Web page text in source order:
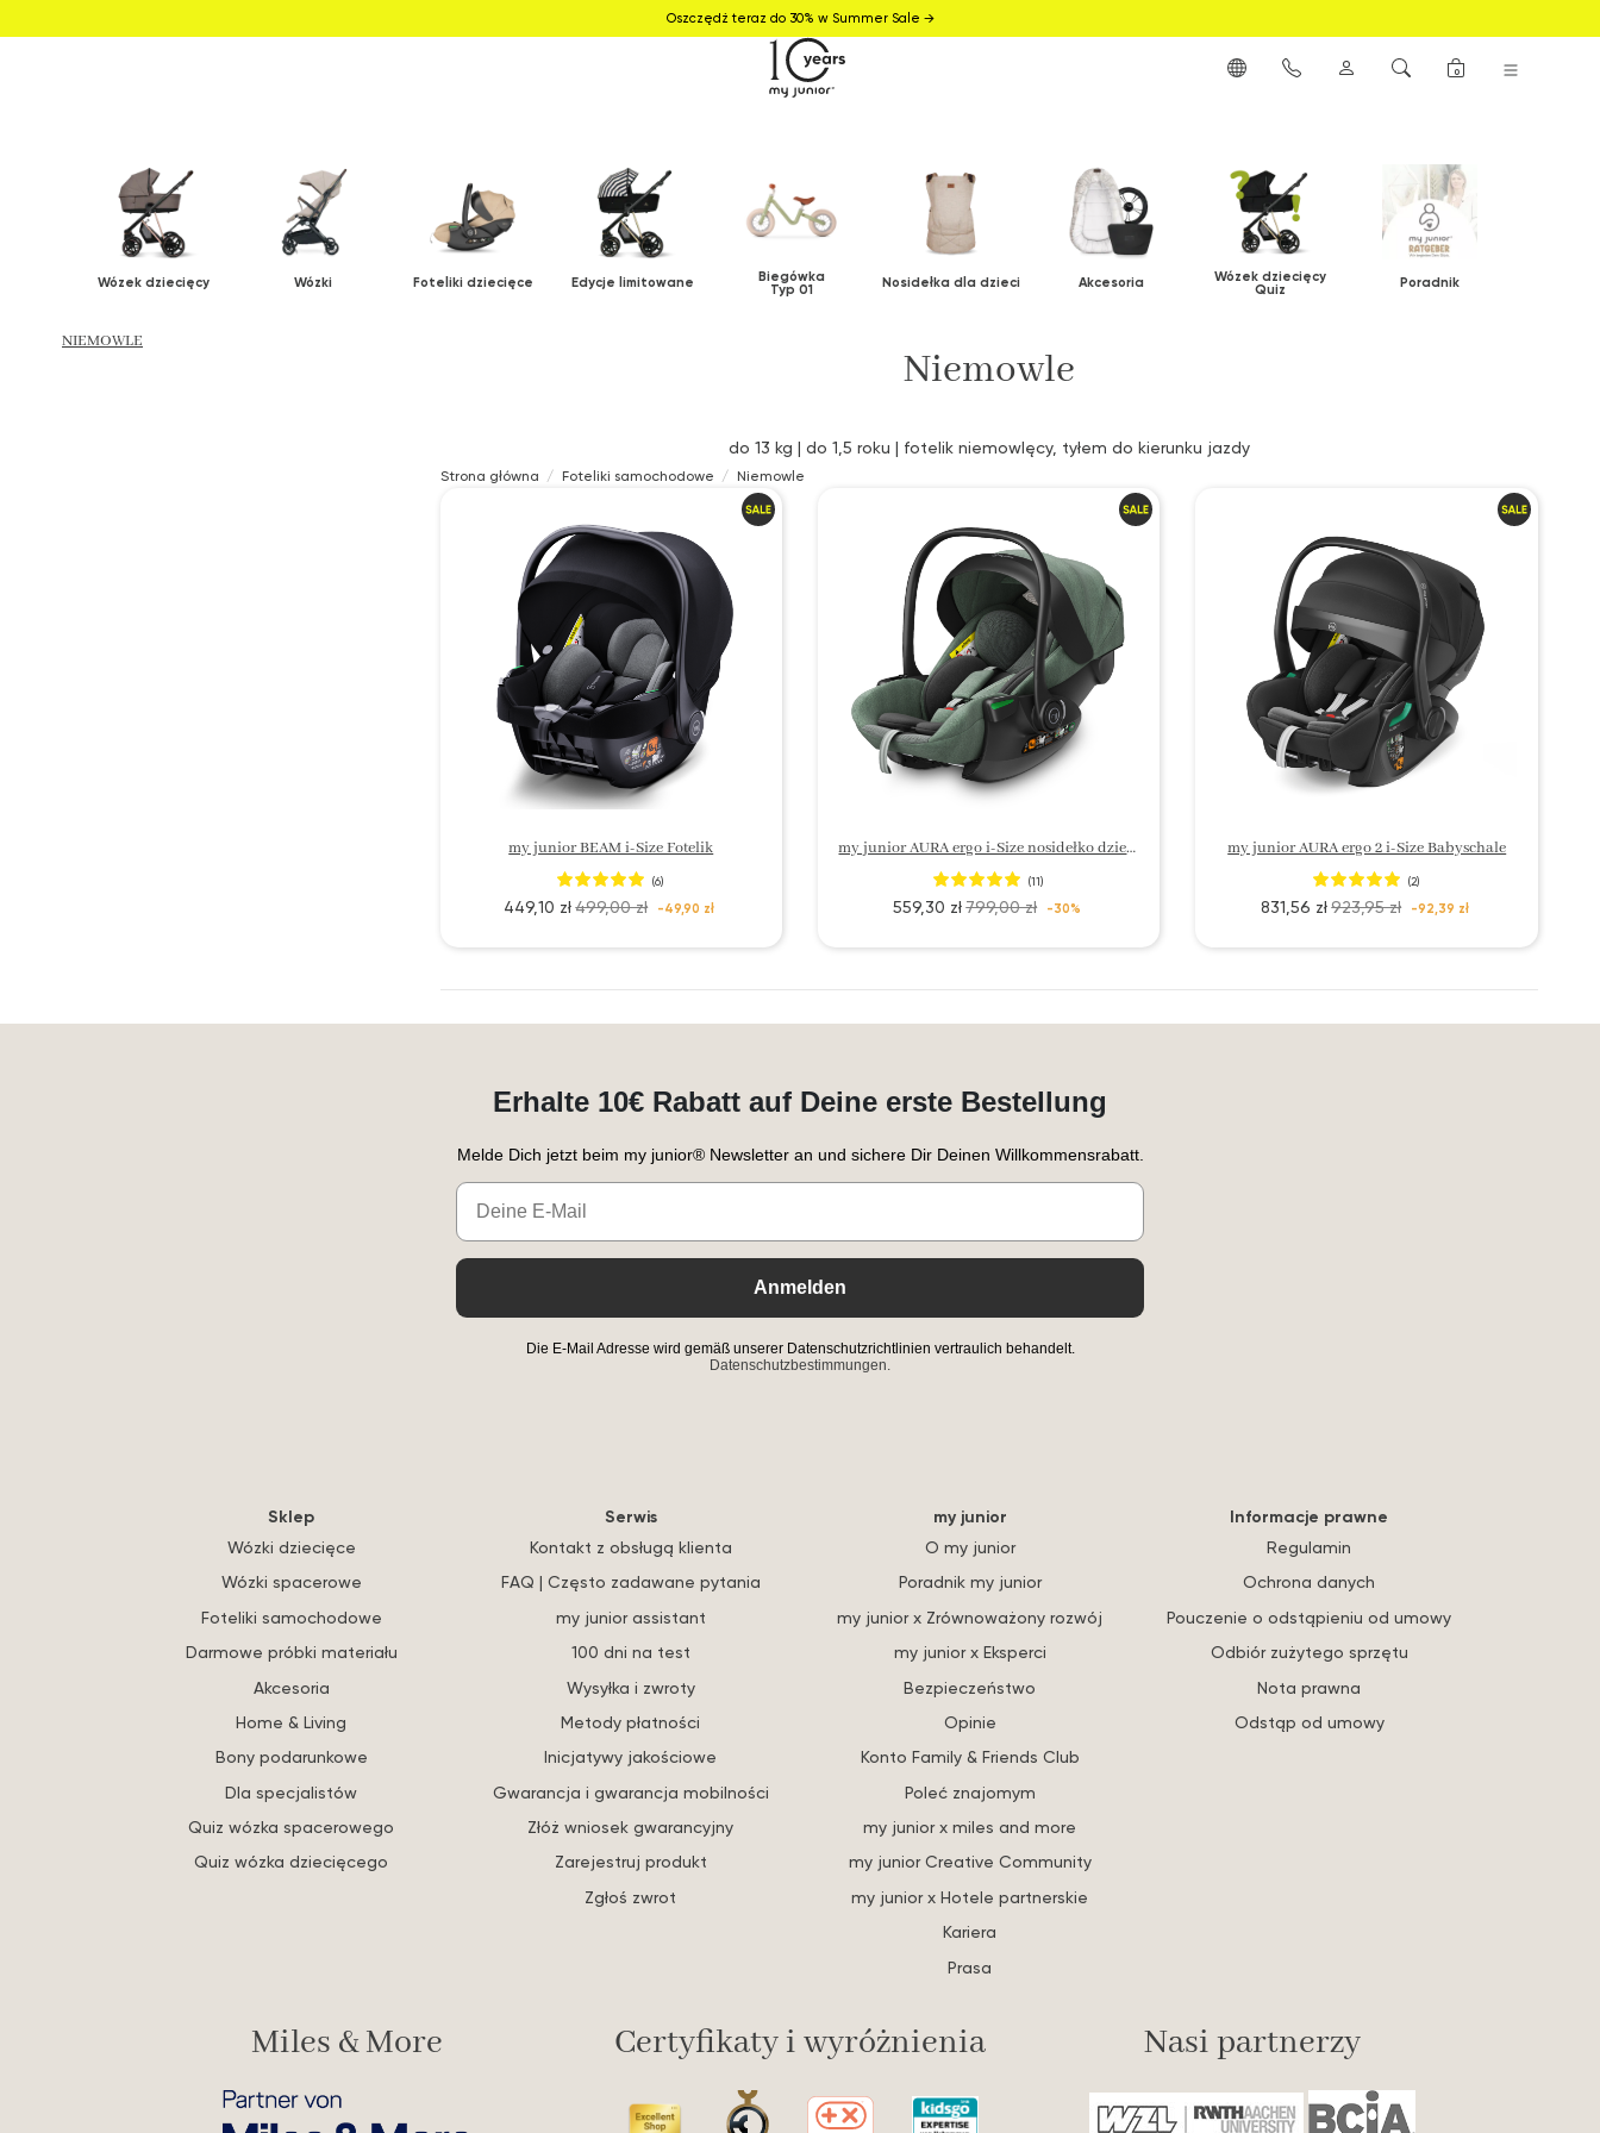
0
Oszczędź teraz do 30% w Summer Sale →
Wózek dziecięcy Wózki Foteliki dziecięce Edycje limitowane Biegówka
Typ 01 Nosidełka dla dzieci Akcesoria Wózek dziecięcy
Quiz Poradnik
NIEMOWLE
Niemowle
do 13 kg | do 1,5 roku | fotelik niemowlęcy, tyłem do kierunku jazdy
Strona główna Foteliki samochodowe Niemowle
my junior BEAM i-Size Fotelik
(6)
449,10 zł 499,00 zł -49,90 zł
my junior AURA ergo i-Size nosidełko dziecięce
(11)
559,30 zł 799,00 zł -30%
my junior AURA ergo 2 i-Size Babyschale
(2)
831,56 zł 923,95 zł -92,39 zł
Erhalte 10€ Rabatt auf Deine erste Bestellung
Melde Dich jetzt beim my junior® Newsletter an und sichere Dir Deinen Willkommensrabatt.
Email
Anmelden
Die E-Mail Adresse wird gemäß unserer Datenschutzrichtlinien vertraulich behandelt.
Datenschutzbestimmungen.
Sklep
Wózki dziecięce
Wózki spacerowe
Foteliki samochodowe
Darmowe próbki materiału
Akcesoria
Home & Living
Bony podarunkowe
Dla specjalistów
Quiz wózka spacerowego
Quiz wózka dziecięcego
Serwis
Kontakt z obsługą klienta
FAQ | Często zadawane pytania
my junior assistant
100 dni na test
Wysyłka i zwroty
Metody płatności
Inicjatywy jakościowe
Gwarancja i gwarancja mobilności
Złóż wniosek gwarancyjny
Zarejestruj produkt
Zgłoś zwrot
my junior
O my junior
Poradnik my junior
my junior x Zrównoważony rozwój
my junior x Eksperci
Bezpieczeństwo
Opinie
Konto Family & Friends Club
Poleć znajomym
my junior x miles and more
my junior Creative Community
my junior x Hotele partnerskie
Kariera
Prasa
Informacje prawne
Regulamin
Ochrona danych
Pouczenie o odstąpieniu od umowy
Odbiór zużytego sprzętu
Nota prawna
Odstąp od umowy
Miles & More Certyfikaty i wyróżnienia Nasi partnerzy